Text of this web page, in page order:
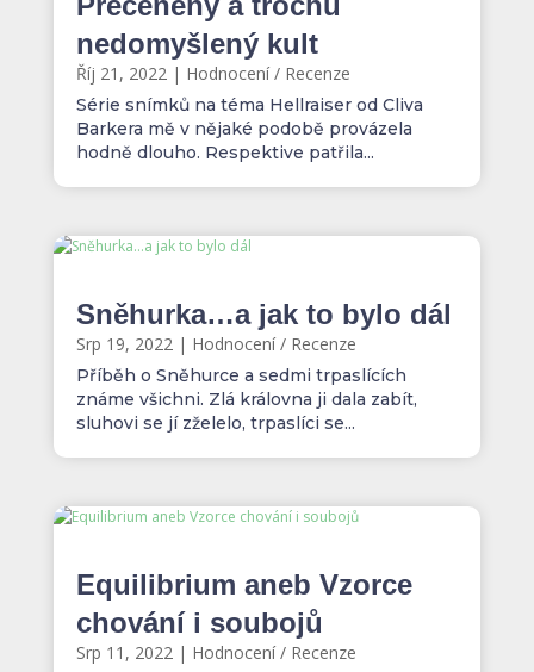
nedomyšlený kult
Říj 21, 2022 | Hodnocení / Recenze
Série snímků na téma Hellraiser od Cliva
Barkera mě v nějaké podobě provázela
hodně dlouho. Respektive patřila...
Sněhurka…a jak to bylo dál
Srp 19, 2022| Hodnocení / Recenze
Příběh o Sněhurce a sedmi trpaslících
známe všichni. Zlá královna ji dala zabít,
sluhovi se jí zželelo, trpaslíci se...
Equilibrium aneb Vzorce
chování i soubojů
Srp 11, 2022| Hodnocení / Recenze